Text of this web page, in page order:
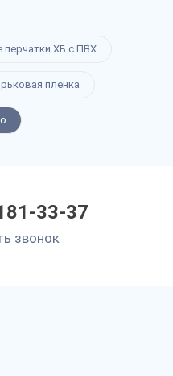
перчатки ХБ с ПВХ
пленка
33-37
звонок